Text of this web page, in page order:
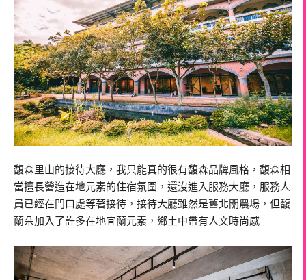
馥森里山的接待大廳，我只能真的很有馥森品牌風格，馥森相
當擅長營造在地元素的住宿氛圍，還沒進入服務大廳，服務人
員已經在門口處等著接待，接待大廳雖然是舊北關農場，但馥
蘭朵加入了許多在地宜蘭元素，鄉土中帶有人文時尚感